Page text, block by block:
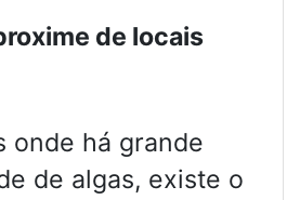
de locais
onde há grande
de algas, existe o